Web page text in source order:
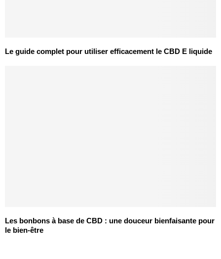
Le guide complet pour utiliser efficacement le CBD E liquide
Les bonbons à base de CBD : une douceur bienfaisante pour
le bien-être